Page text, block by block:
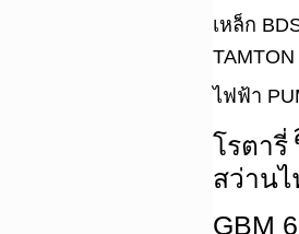
เหล็ก
TAMTON
ไฟฟ้า
โรตารี่
สว่านไ
GBM